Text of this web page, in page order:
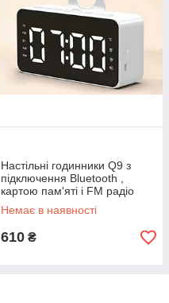
Настільні годинники Q9 з
підключення Bluetooth ,
картою пам'яті і FM радіо
Белый
Немає в наявності
610 ₴